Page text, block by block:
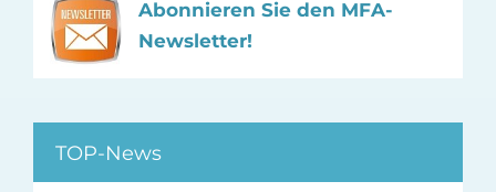
Abonnieren Sie den MFA-
Newsletter!
TOP-News